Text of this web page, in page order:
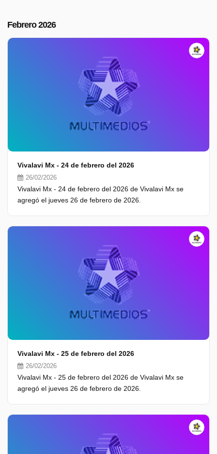
Febrero 2026
Vivalavi Mx - 24 de febrero del 2026
26/02/2026
Vivalavi Mx - 24 de febrero del 2026 de Vivalavi Mx se
agregó el jueves 26 de febrero de 2026.
Vivalavi Mx - 25 de febrero del 2026
26/02/2026
Vivalavi Mx - 25 de febrero del 2026 de Vivalavi Mx se
agregó el jueves 26 de febrero de 2026.